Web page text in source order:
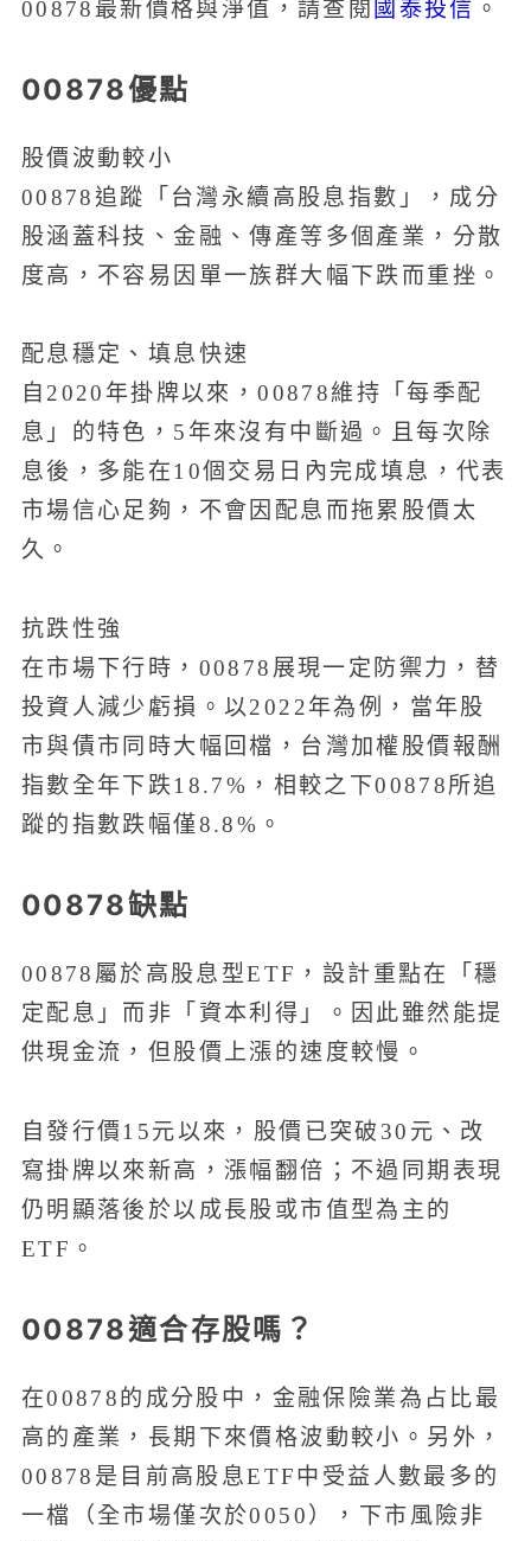
00878最新價格與淨值，請查閱 國泰投信 。
00878優點
股價波動較小
00878追蹤「台灣永續高股息指數」，成分
股涵蓋科技、金融、傳產等多個產業，分散
度高，不容易因單一族群大幅下跌而重挫。
配息穩定、填息快速
自2020年掛牌以來，00878維持「每季配
息」的特色，5年來沒有中斷過。且每次除
息後，多能在10個交易日內完成填息，代表
市場信心足夠，不會因配息而拖累股價太
久。
抗跌性強
在市場下行時，00878展現一定防禦力，替
投資人減少虧損。以2022年為例，當年股
市與債市同時大幅回檔，台灣加權股價報酬
指數全年下跌18.7%，相較之下00878所追
蹤的指數跌幅僅8.8%。
00878缺點
00878屬於高股息型ETF，設計重點在「穩
定配息」而非「資本利得」。因此雖然能提
供現金流，但股價上漲的速度較慢。
自發行價15元以來，股價已突破30元、改
寫掛牌以來新高，漲幅翻倍；不過同期表現
仍明顯落後於以成長股或市值型為主的
ETF。
00878適合存股嗎？
在00878的成分股中，金融保險業為占比最
高的產業，長期下來價格波動較小。另外，
00878是目前高股息ETF中受益人數最多的
一檔（全市場僅次於0050），下市風險非